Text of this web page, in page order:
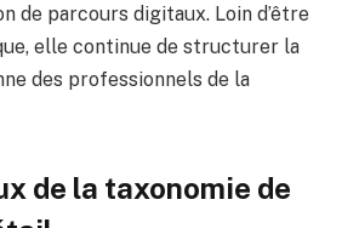
de parcours digitaux. Loin d’être
elle continue de structurer la
des professionnels de la
de la taxonomie de